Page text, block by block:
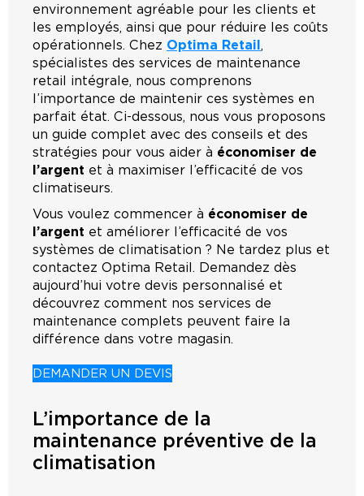
environnement agréable pour les clients et
les employés, ainsi que pour réduire les coûts
opérationnels. Chez Optima Retail,
spécialistes des services de maintenance
retail intégrale, nous comprenons
l’importance de maintenir ces systèmes en
parfait état. Ci-dessous, nous vous proposons
un guide complet avec des conseils et des
stratégies pour vous aider à économiser de
l’argent et à maximiser l’efficacité de vos
climatiseurs.
Vous voulez commencer à économiser de
l’argent et améliorer l’efficacité de vos
systèmes de climatisation ? Ne tardez plus et
contactez Optima Retail. Demandez dès
aujourd’hui votre devis personnalisé et
découvrez comment nos services de
maintenance complets peuvent faire la
différence dans votre magasin.
DEMANDER UN DEVIS
L’importance de la
maintenance préventive de la
climatisation